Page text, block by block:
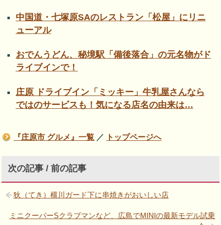
中国道・七塚原SAのレストラン「松屋」にリニ
ューアル
おでんうどん、秘境駅「備後落合」の元名物がド
ライブインで！
庄原 ドライブイン「ミッキー」牛乳屋さんなら
ではのサービスも！気になる店名の由来は…
『庄原市 グルメ』一覧 ／ トップページへ
次の記事 / 前の記事
狄（てき）横川ガード下に串焼きがおいしい店
ミニクーパーSクラブマンなど、広島でMINIの最新モデル試乗